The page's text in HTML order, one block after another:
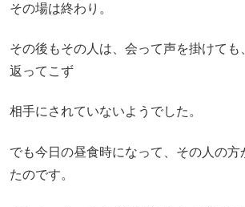
その場は終わり。
その後もその人は、会って声を掛けても
返ってこず
相手にされていないようでした。
でも今日の昼食時になって、その人の方
たのです。